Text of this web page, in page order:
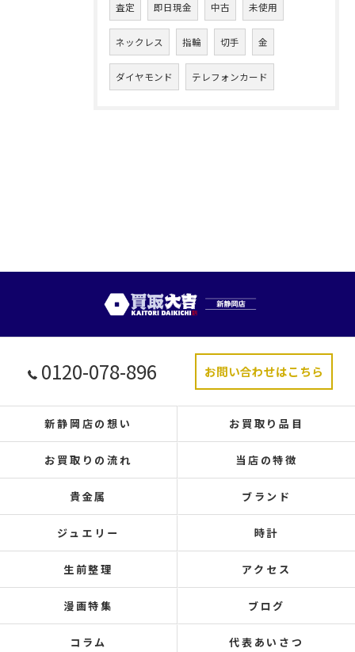
査定 即日現金 中古 未使用
ネックレス 指輪 切手 金
ダイヤモンド テレフォンカード
0120-078-896 お問い合わせはこちら
新静岡店の想い お買取り品目
お買取りの流れ 当店の特徴
貴金属 ブランド
ジュエリー 時計
生前整理 アクセス
漫画特集 ブログ
コラム 代表あいさつ